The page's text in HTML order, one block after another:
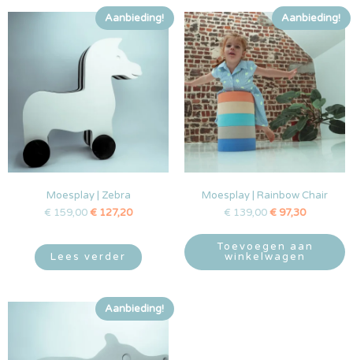
Aanbieding!
Moesplay | Zebra
€ 159,00€ 127,20
Lees verder
Aanbieding!
Moesplay | Rainbow Chair
€ 139,00€ 97,30
Toevoegen aan
winkelwagen
Aanbieding!